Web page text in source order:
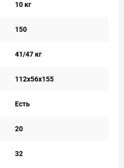
10 кг
150
41/47 кг
112х56х155
Есть
20
32